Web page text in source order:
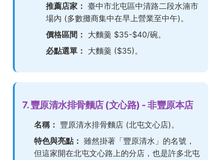
推薦店家： 臺中市北屯區中清路二段水湳市
場內 (多數攤商集中在早上營業至中午)。
價格區間： 大麵羹 $35-$40/碗。
必點選單： 大麵羹 ($35)。
7. 豐原清水排骨麵店 (文心路) - 非豐原本店
名稱： 豐原清水排骨麵店 (北屯文心店)。
特色與亮點： 雖然掛著「豐原清水」的名號，
但這家開在北屯文心路上的分店，也是許多北屯